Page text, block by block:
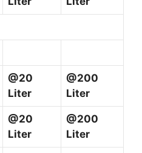
@20
Liter
@200
Liter
@20
Liter
@200
Liter